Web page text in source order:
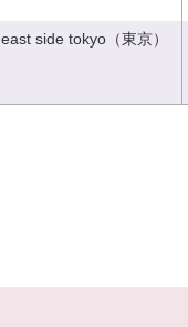
east side tokyo（東京）